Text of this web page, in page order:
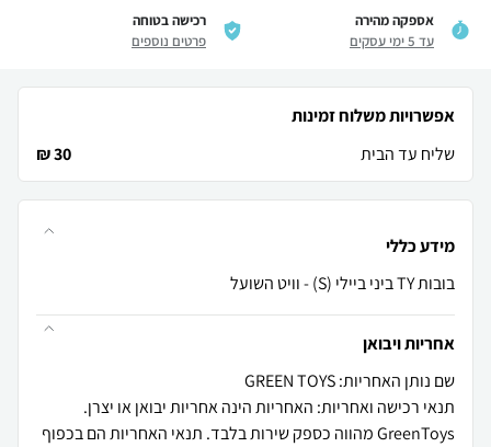
אספקה מהירה
עד 5 ימי עסקים
רכישה בטוחה
פרטים נוספים
אפשרויות משלוח זמינות
שליח עד הבית
30 ₪
מידע כללי
בובות TY ביני ביילי (S) - וויט השועל
אחריות ויבואן
שם נותן האחריות: GREEN TOYS
תנאי רכישה ואחריות: האחריות הינה אחריות יבואן או יצרן.
GreenToys מהווה כספק שירות בלבד. תנאי האחריות הם בכפוף